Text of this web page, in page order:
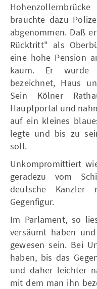
brauchte dazu
abgenommen. Daß
Rücktritt" als
eine hohe Pension
kaum. Er wurde
bezeichnet, Haus
Sein Kölner
Hauptportal und
auf ein kleines
legte und bis zu
soll.
Unkompromittiert
geradezu vom
deutsche
Gegenfigur.
Im Parlament, so
versäumt haben
gewesen sein. Bei
haben, bis das
und daher leichter
mit dem man ihn